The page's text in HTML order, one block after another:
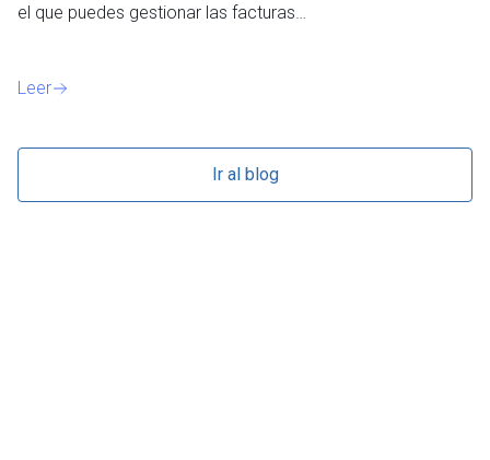
el que puedes gestionar las facturas…
Leer
Ir al blog